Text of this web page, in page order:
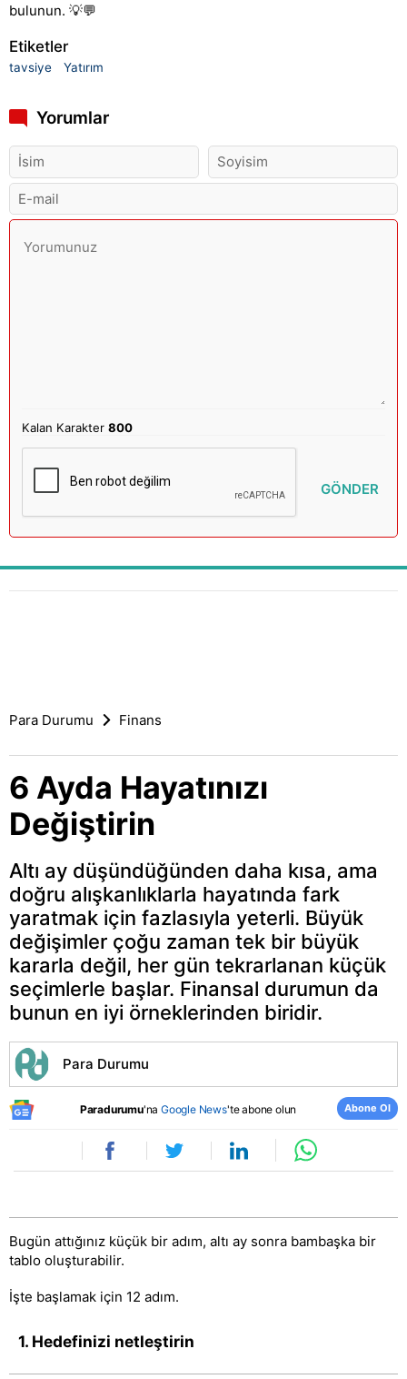
bulunun. 💡💬
Etiketler
tavsiye Yatırım
Yorumlar
Kalan Karakter800
GÖNDER
Para Durumu Finans
6 Ayda Hayatınızı
Değiştirin
Altı ay düşündüğünden daha kısa, ama
doğru alışkanlıklarla hayatında fark
yaratmak için fazlasıyla yeterli. Büyük
değişimler çoğu zaman tek bir büyük
kararla değil, her gün tekrarlanan küçük
seçimlerle başlar. Finansal durumun da
bunun en iyi örneklerinden biridir.
Para Durumu
Paradurumu'naGoogle News'te abone olun Abone Ol
Bugün attığınız küçük bir adım, altı ay sonra bambaşka bir
tablo oluşturabilir.
İşte başlamak için 12 adım.
1. Hedefinizi netleştirin